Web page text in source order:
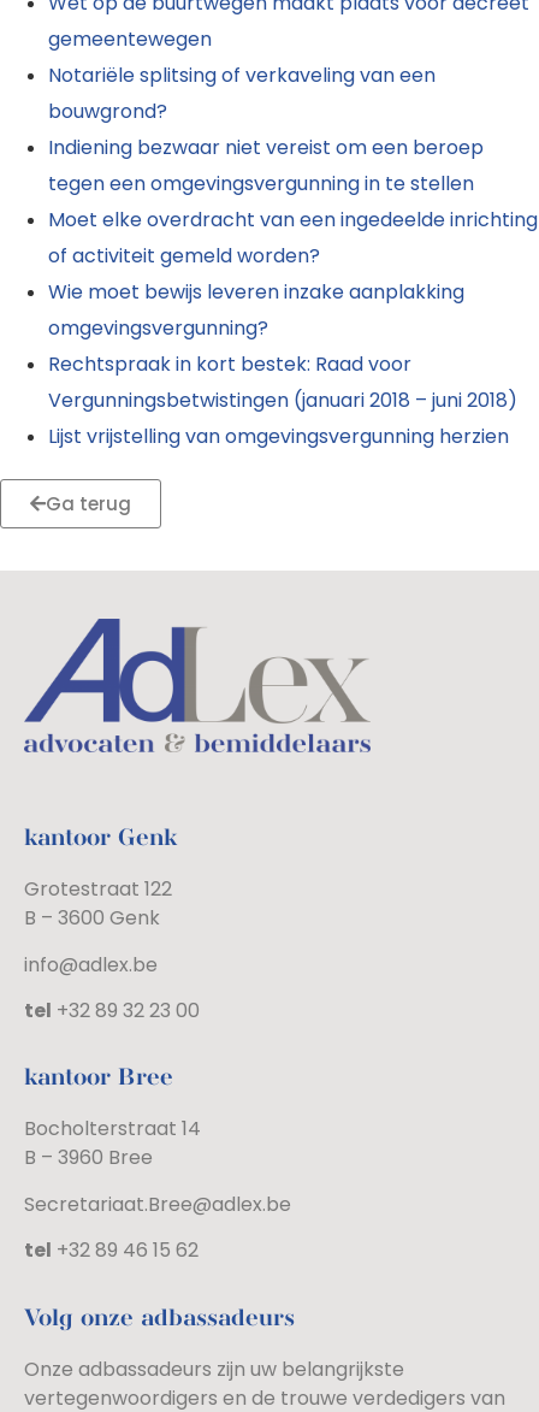
gemeentewegen
Notariële splitsing of verkaveling van een
bouwgrond?
Indiening bezwaar niet vereist om een beroep
tegen een omgevingsvergunning in te stellen
Moet elke overdracht van een ingedeelde inrichting
of activiteit gemeld worden?
Wie moet bewijs leveren inzake aanplakking
omgevingsvergunning?
Rechtspraak in kort bestek: Raad voor
Vergunningsbetwistingen (januari 2018 – juni 2018)
Lijst vrijstelling van omgevingsvergunning herzien
Ga terug
kantoor Genk
Grotestraat 122
B – 3600 Genk
info@adlex.be
tel +32 89 32 23 00
kantoor Bree
Bocholterstraat 14
B – 3960 Bree
Secretariaat.Bree@adlex.be
tel +32 89 46 15 62
Volg onze adbassadeurs
Onze adbassadeurs zijn uw belangrijkste
vertegenwoordigers en de trouwe verdedigers van